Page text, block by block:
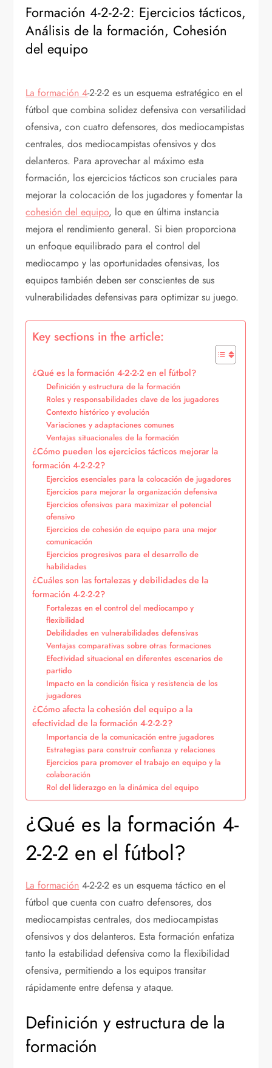
Formación 4-2-2-2: Ejercicios tácticos,
Análisis de la formación, Cohesión
del equipo
La formación 4-2-2-2 es un esquema estratégico en el
fútbol que combina solidez defensiva con versatilidad
ofensiva, con cuatro defensores, dos mediocampistas
centrales, dos mediocampistas ofensivos y dos
delanteros. Para aprovechar al máximo esta
formación, los ejercicios tácticos son cruciales para
mejorar la colocación de los jugadores y fomentar la
cohesión del equipo, lo que en última instancia
mejora el rendimiento general. Si bien proporciona
un enfoque equilibrado para el control del
mediocampo y las oportunidades ofensivas, los
equipos también deben ser conscientes de sus
vulnerabilidades defensivas para optimizar su juego.
Key sections in the article:
¿Qué es la formación 4-2-2-2 en el fútbol?
Definición y estructura de la formación
Roles y responsabilidades clave de los jugadores
Contexto histórico y evolución
Variaciones y adaptaciones comunes
Ventajas situacionales de la formación
¿Cómo pueden los ejercicios tácticos mejorar la
formación 4-2-2-2?
Ejercicios esenciales para la colocación de jugadores
Ejercicios para mejorar la organización defensiva
Ejercicios ofensivos para maximizar el potencial
ofensivo
Ejercicios de cohesión de equipo para una mejor
comunicación
Ejercicios progresivos para el desarrollo de
habilidades
¿Cuáles son las fortalezas y debilidades de la
formación 4-2-2-2?
Fortalezas en el control del mediocampo y
flexibilidad
Debilidades en vulnerabilidades defensivas
Ventajas comparativas sobre otras formaciones
Efectividad situacional en diferentes escenarios de
partido
Impacto en la condición física y resistencia de los
jugadores
¿Cómo afecta la cohesión del equipo a la
efectividad de la formación 4-2-2-2?
Importancia de la comunicación entre jugadores
Estrategias para construir confianza y relaciones
Ejercicios para promover el trabajo en equipo y la
colaboración
Rol del liderazgo en la dinámica del equipo
¿Qué es la formación 4-
2-2-2 en el fútbol?
La formación 4-2-2-2 es un esquema táctico en el
fútbol que cuenta con cuatro defensores, dos
mediocampistas centrales, dos mediocampistas
ofensivos y dos delanteros. Esta formación enfatiza
tanto la estabilidad defensiva como la flexibilidad
ofensiva, permitiendo a los equipos transitar
rápidamente entre defensa y ataque.
Definición y estructura de la
formación